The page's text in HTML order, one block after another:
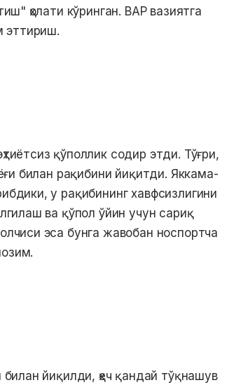
ҳолати кўринган. ВАР вазиятга
эттириш.
қўполлик содир этди. Тўғри,
билан рақибини йиқитди. Яккама-
у рақибининг хавфсизлигини
ва қўпол ўйин учун сариқ
эса бунга жавобан носпортча
йиқилди, ҳеч қандай тўқнашув